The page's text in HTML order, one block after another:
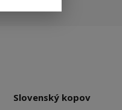
Slovenský kopov